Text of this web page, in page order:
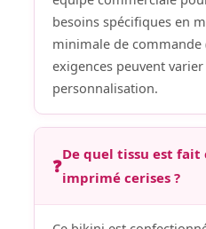
besoins spécifiques en
minimale de commande
exigences peuvent
personnalisation.
❓
De quel tissu est
imprimé cerises ?